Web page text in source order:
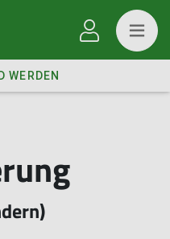
WERDEN